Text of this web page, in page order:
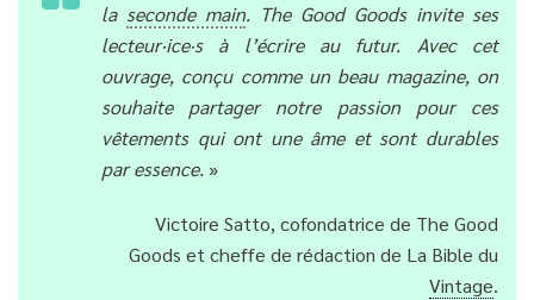
la seconde main. The Good Goods invite ses
lecteur·ice·s à l’écrire au futur. Avec cet
ouvrage, conçu comme un beau magazine, on
souhaite partager notre passion pour ces
vêtements qui ont une âme et sont durables
par essence. »
Victoire Satto, cofondatrice de The Good
Goods et cheffe de rédaction de La Bible du
Vintage.